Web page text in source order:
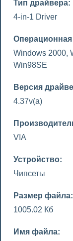
Тип драйвера:
4-in-1 Driver
Операционная
Windows 2000,
Win98SE
Версия
4.37v(a)
VIA
Устройство:
Чипсеты
Размер файла:
1005.02 Кб
Имя файла: